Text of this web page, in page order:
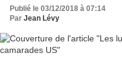
Publié le 03/12/2018 à 07:14
Par Jean Lévy